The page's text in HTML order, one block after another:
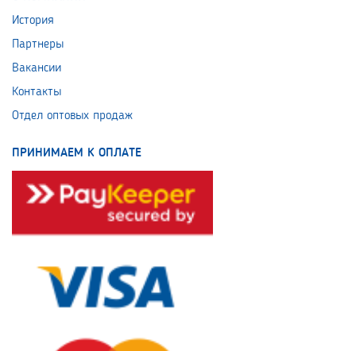
История
Партнеры
Вакансии
Контакты
Отдел оптовых продаж
ПРИНИМАЕМ К ОПЛАТЕ